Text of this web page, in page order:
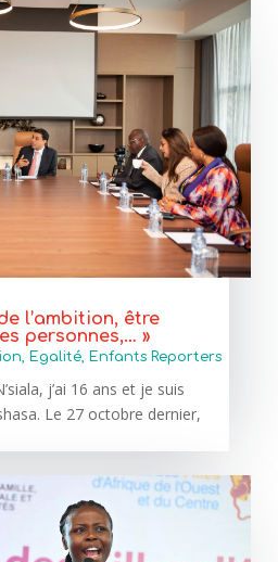
l’ambition, être
personnes,… »
, Egalité, Enfants Reporters
j’ai 16 ans et je suis
Le 27 octobre dernier,